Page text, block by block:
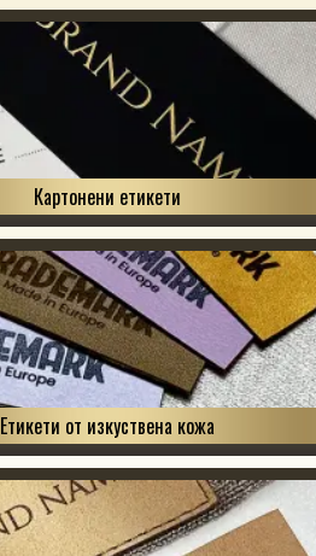
Картонени етикети
Етикети от изкуствена кожа